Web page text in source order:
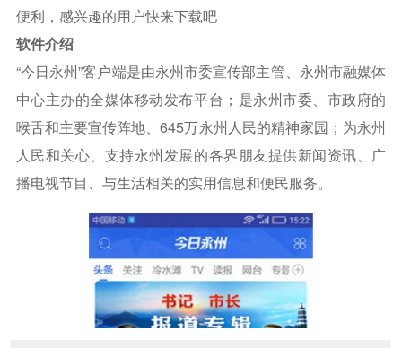
便利，感兴趣的用户快来下载吧
软件介绍
“今日永州”客户端是由永州市委宣传部主管、永州市融媒体
中心主办的全媒体移动发布平台；是永州市委、市政府的
喉舌和主要宣传阵地、645万永州人民的精神家园；为永州
人民和关心、支持永州发展的各界朋友提供新闻资讯、广
播电视节目、与生活相关的实用信息和便民服务。